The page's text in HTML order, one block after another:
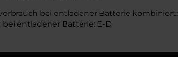
bei entladener Batterie kombiniert:
bei entladener Batterie: E-D